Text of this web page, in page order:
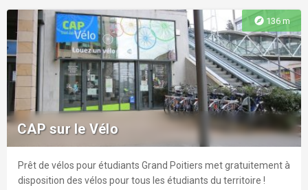
explore 136 m
CAP sur le Vélo
Prêt de vélos pour étudiants Grand Poitiers met gratuitement à
disposition des vélos pour tous les étudiants du territoire !